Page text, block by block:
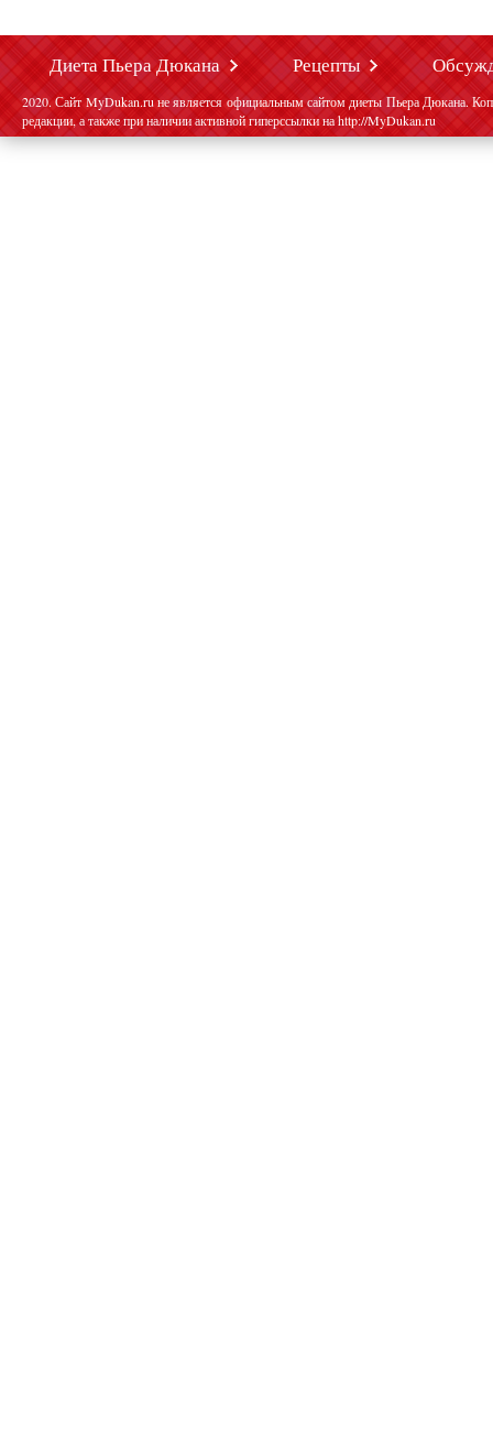
Диета Пьера Дюкана Рецепты
2020. Сайт MyDukan.ru не является официальным сайтом диеты Пьера Дюкана.
редакции, а также при наличии активной гиперссылки на http://MyDukan.ru